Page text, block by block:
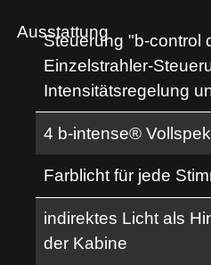
Ausstattung
Steuerung "b-control
Einzelstrahler-
Intensitätsregelung
4 b-intense®
Farblicht für jede
indirektes Licht als
der Kabine